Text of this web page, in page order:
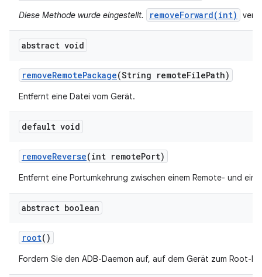
Diese Methode wurde eingestellt. removeForward(int)
abstract void
removeRemotePackage(String remoteFilePath)
Entfernt eine Datei vom Gerät.
default void
removeReverse(int remotePort)
Entfernt eine Portumkehrung zwischen einem Remote- und
abstract boolean
root()
Fordern Sie den ADB-Daemon auf, auf dem Gerät zum Root-